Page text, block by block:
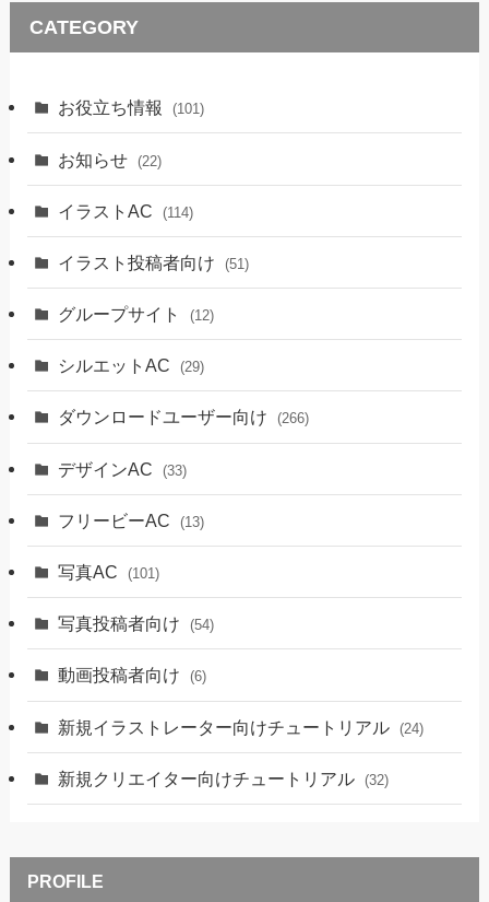
CATEGORY
お役立ち情報 (101)
お知らせ (22)
イラストAC (114)
イラスト投稿者向け (51)
グループサイト (12)
シルエットAC (29)
ダウンロードユーザー向け (266)
デザインAC (33)
フリービーAC (13)
写真AC (101)
写真投稿者向け (54)
動画投稿者向け (6)
新規イラストレーター向けチュートリアル (24)
新規クリエイター向けチュートリアル (32)